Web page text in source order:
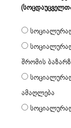
შრომის
ამაღლება